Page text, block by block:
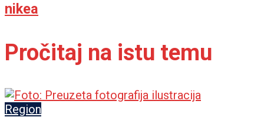
nikea
Pročitaj na istu temu
Region